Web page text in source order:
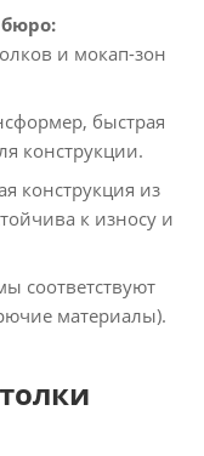
бюро:
и мокап-зон
быстрая
конструкции.
конструкция из
к износу и
соответствуют
материалы).